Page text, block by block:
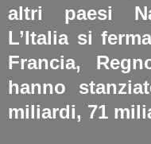
altri paesi
L’Italia si
Francia,
hanno
miliardi, 71